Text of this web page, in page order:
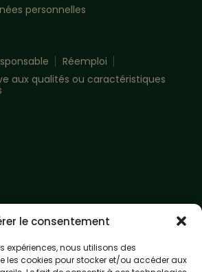
le consentement
expériences, nous utilisons des
les cookies pour stocker et/ou accéder aux
personnelles
Réemploi
aux qualités ou caractéristiques